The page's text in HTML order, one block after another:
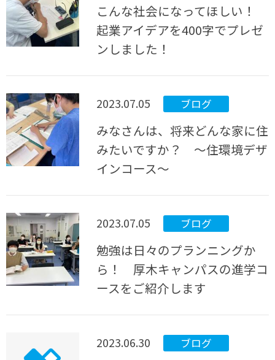
こんな社会になってほしい！
起業アイデアを400字でプレゼ
ンしました！
2023.07.05 ブログ
みなさんは、将来どんな家に住
みたいですか？ ～住環境デザ
インコース～
2023.07.05 ブログ
勉強は日々のプランニングか
ら！ 厚木キャンパスの進学コ
ースをご紹介します
2023.06.30 ブログ